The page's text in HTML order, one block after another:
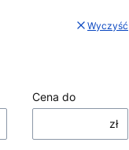
Wyczyść
Cena do
zł